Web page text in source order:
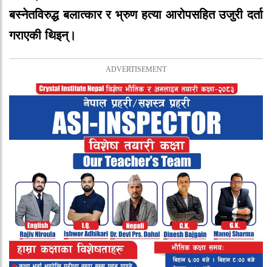
बस्नेतविरुद्ध बलात्कार र भ्रुण हत्या आरोपसहित उजुरी दर्ता
गराएकी थिइन्।